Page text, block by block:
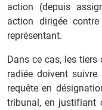
action (depuis
action dirigée
représentant.
Dans ce cas, les
radiée doivent suivre
requête en
tribunal, en justifiant